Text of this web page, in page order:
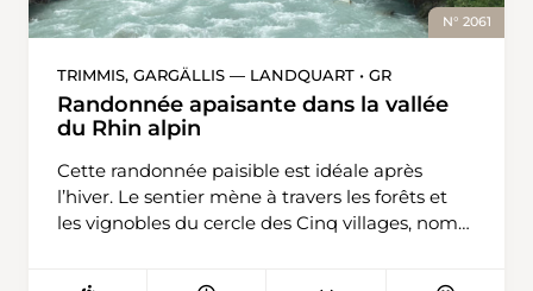
N° 2061
TRIMMIS, GARGÄLLIS — LANDQUART • GR
Randonnée apaisante dans la vallée
du Rhin alpin
Cette randonnée paisible est idéale après
l’hiver. Le sentier mène à travers les forêts et
les vignobles du cercle des Cinq villages, nom